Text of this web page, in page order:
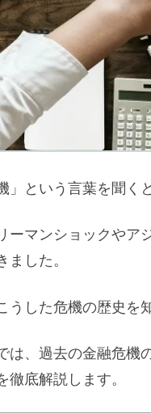
」という言葉を聞く
ーマンショックやア
ました。
うした危機の歴史を
は、過去の金融危機
徹底解説します。